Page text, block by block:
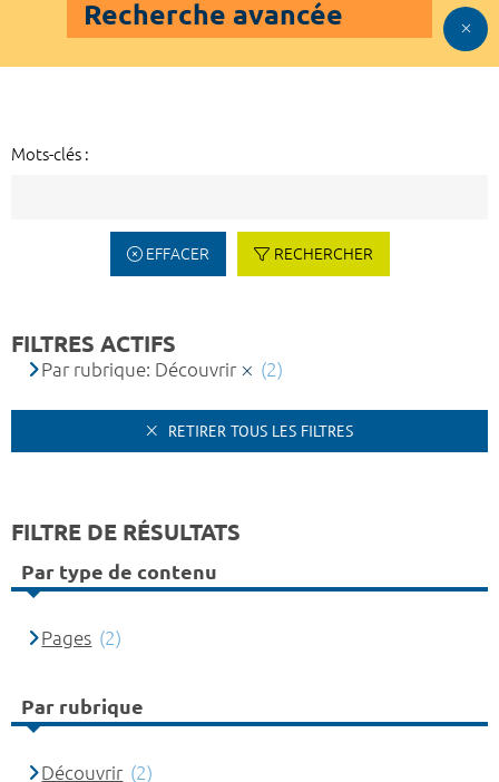
Recherche avancée
Mots-clés :
EFFACER RECHERCHER
FILTRES ACTIFS
Par rubrique: Découvrir (2)
RETIRER TOUS LES FILTRES
FILTRE DE RÉSULTATS
Par type de contenu
Pages (2)
Par rubrique
Découvrir (2)